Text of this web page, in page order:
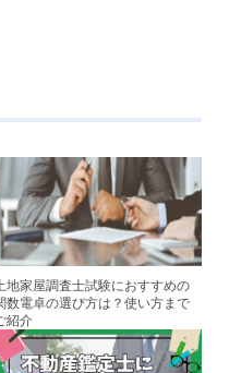
地家屋調査士試験におすすめの
数電卓の選び方は？使い方まで
紹介